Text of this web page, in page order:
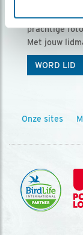
Vogels is het
prachtige
Met jouw
WORD LID
Onze sites